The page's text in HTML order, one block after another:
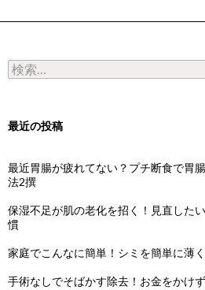
検索:
最近の投稿
最近胃腸が疲れてない？プチ断食で胃
法2撰
保湿不足が肌の老化を招く！見直した
慣
家庭でこんなに簡単！シミを簡単に薄
手術なしでそばかす除去！お金をかけ